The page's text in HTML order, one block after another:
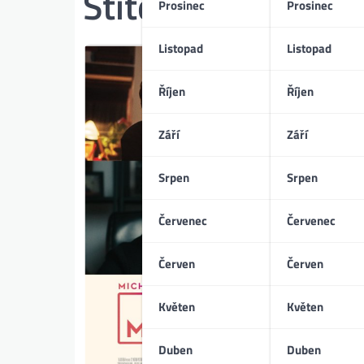
Prosinec
Listopad
Říjen
Září
Srpen
Červenec
Červen
Květen
Duben
Prosinec
Listopad
Říjen
Září
Srpen
Červenec
Červen
Květen
Duben